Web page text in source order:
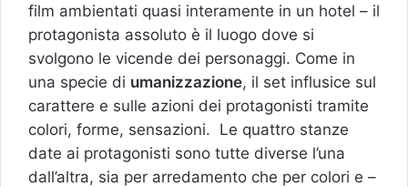
film ambientati quasi interamente in un hotel – il
protagonista assoluto è il luogo dove si
svolgono le vicende dei personaggi. Come in
una specie di umanizzazione, il set influsice sul
carattere e sulle azioni dei protagonisti tramite
colori, forme, sensazioni. Le quattro stanze
date ai protagonisti sono tutte diverse l’una
dall’altra, sia per arredamento che per colori e –